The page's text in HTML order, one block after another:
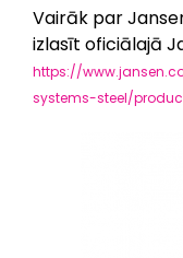
Vairāk par
izlasīt oficiālajā
https://
systems-steel/